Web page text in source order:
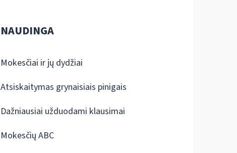
NAUDINGA
Mokesčiai ir jų dydžiai
Atsiskaitymas grynaisiais pinigais
Dažniausiai užduodami klausimai
Mokesčių ABC